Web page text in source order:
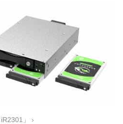
iR2301」 ›